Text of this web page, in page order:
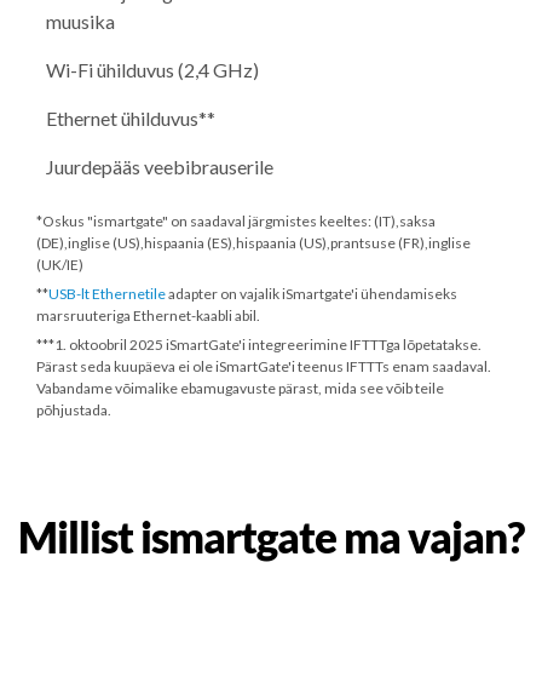
muusika
Wi-Fi ühilduvus (2,4 GHz)
Ethernet ühilduvus**
Juurdepääs veebibrauserile
*Oskus "ismartgate" on saadaval järgmistes keeltes: (IT),saksa
(DE),inglise (US),hispaania (ES),hispaania (US),prantsuse (FR),inglise
(UK/IE)
**USB-lt Ethernetileadapter on vajalik iSmartgate'i ühendamiseks
marsruuteriga Ethernet-kaabli abil.
***1. oktoobril 2025 iSmartGate'i integreerimine IFTTTga lõpetatakse.
Pärast seda kuupäeva ei ole iSmartGate'i teenus IFTTTs enam saadaval.
Vabandame võimalike ebamugavuste pärast, mida see võib teile
põhjustada.
Millist ismartgate ma vajan?